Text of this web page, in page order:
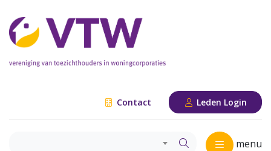
Contact Leden Login
menu